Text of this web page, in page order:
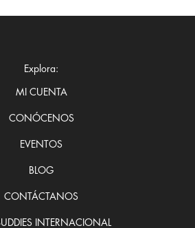
Explora:
MI CUENTA
CONÓCENOS
EVENTOS
BLOG
CONTÁCTANOS
INTERNACIONAL